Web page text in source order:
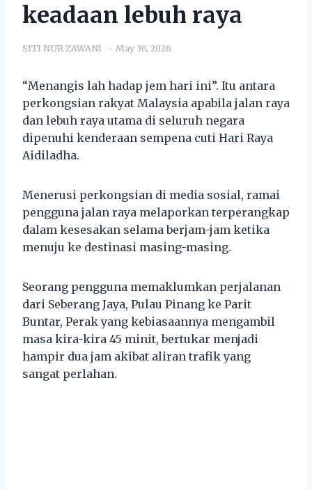
keadaan lebuh raya
SITI NUR ZAWANI May 30, 2026
“Menangis lah hadap jem hari ini”. Itu antara
perkongsian rakyat Malaysia apabila jalan raya
dan lebuh raya utama di seluruh negara
dipenuhi kenderaan sempena cuti Hari Raya
Aidiladha.
Menerusi perkongsian di media sosial, ramai
pengguna jalan raya melaporkan terperangkap
dalam kesesakan selama berjam-jam ketika
menuju ke destinasi masing-masing.
Seorang pengguna memaklumkan perjalanan
dari Seberang Jaya, Pulau Pinang ke Parit
Buntar, Perak yang kebiasaannya mengambil
masa kira-kira 45 minit, bertukar menjadi
hampir dua jam akibat aliran trafik yang
sangat perlahan.